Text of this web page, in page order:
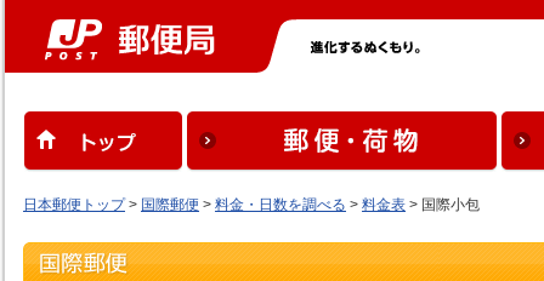
日本郵便トップ> 国際郵便 > 料金・日数を調べる > 料金表 > 国際小包